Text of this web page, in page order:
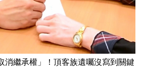
消繼承權」！頂客族遺囑沒寫到關鍵